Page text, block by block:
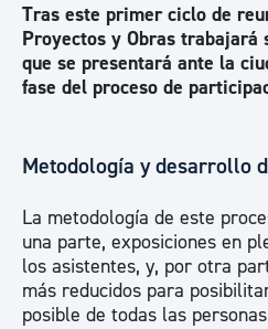
Tras este primer ciclo de
Proyectos y Obras trabajará
que se presentará ante la
fase del proceso de
Metodología y desarrollo
La metodología de este
una parte, exposiciones en
los asistentes, y, por otra
más reducidos para
posible de todas las